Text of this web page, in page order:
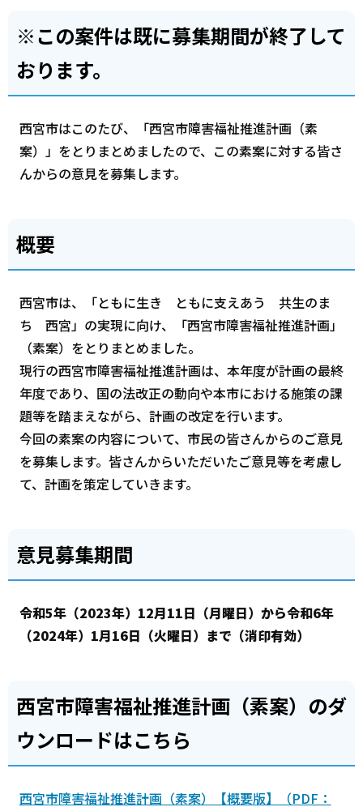
※この案件は既に募集期間が終了して
おります。
西宮市はこのたび、「西宮市障害福祉推進計画（素
案）」をとりまとめましたので、この素案に対する皆さ
んからの意見を募集します。
概要
西宮市は、「ともに生き ともに支えあう 共生のま
ち 西宮」の実現に向け、「西宮市障害福祉推進計画」
（素案）をとりまとめました。
現行の西宮市障害福祉推進計画は、本年度が計画の最終
年度であり、国の法改正の動向や本市における施策の課
題等を踏まえながら、計画の改定を行います。
今回の素案の内容について、市民の皆さんからのご意見
を募集します。皆さんからいただいたご意見等を考慮し
て、計画を策定していきます。
意見募集期間
令和5年（2023年）12月11日（月曜日）から令和6年
（2024年）1月16日（火曜日）まで（消印有効）
西宮市障害福祉推進計画（素案）のダ
ウンロードはこちら
西宮市障害福祉推進計画（素案）【概要版】（PDF：